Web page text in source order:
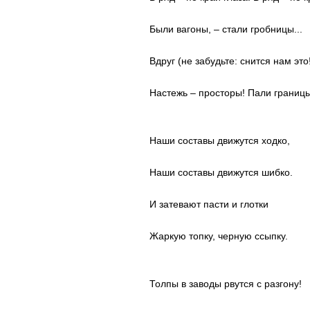
Были вагоны, – стали гробницы...
Вдруг (не забудьте: снится нам
Настежь – просторы! Пали
Наши составы движутся ходко,
Наши составы движутся шибко.
И затевают пасти и глотки
Жаркую топку, черную ссыпку.
Толпы в заводы рвутся с разгону!